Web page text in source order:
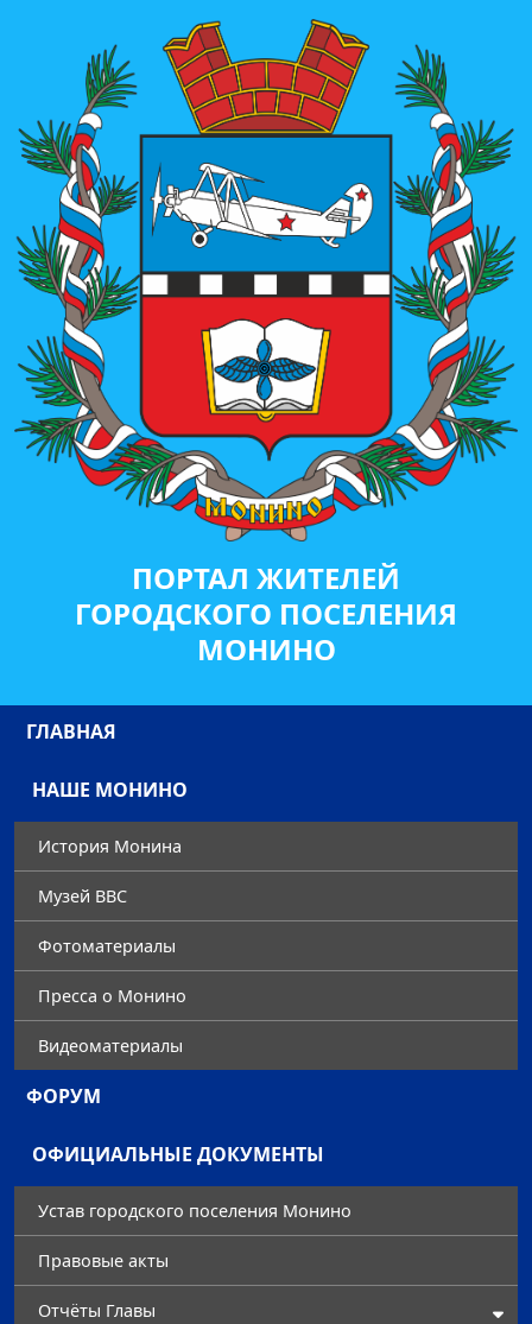
ПОРТАЛ ЖИТЕЛЕЙ
ГОРОДСКОГО ПОСЕЛЕНИЯ
МОНИНО
ГЛАВНАЯ
НАШЕ МОНИНО
История Монина
Музей ВВС
Фотоматериалы
Преccа о Монино
Видеоматериалы
ФОРУМ
ОФИЦИАЛЬНЫЕ ДОКУМЕНТЫ
Устав городского поселения Монино
Правовые акты
Отчёты Главы